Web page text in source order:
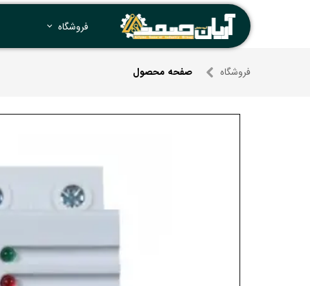
فروشگاه
فروشگاه صفحه محصول